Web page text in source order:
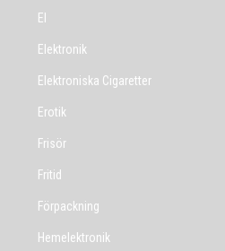
El
Elektronik
Elektroniska Cigaretter
Erotik
Frisör
Fritid
Förpackning
Hemelektronik